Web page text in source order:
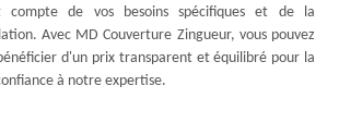
de vos besoins spécifiques et de la
Avec MD Couverture Zingueur, vous pouvez
d'un prix transparent et équilibré pour la
à notre expertise.